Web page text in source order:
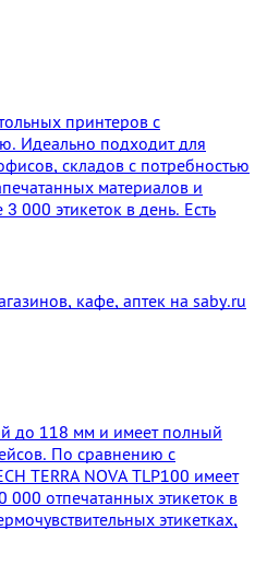
принтеров с
Идеально подходит для
складов с потребностью
материалов и
000 этикеток в день. Есть
до 118 мм и имеет полный
По сравнению с
TERRA NOVA TLP100 имеет
отпечатанных этикеток в
этикетках,